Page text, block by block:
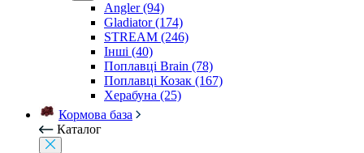
Angler (94)
Gladiator (174)
STREAM (246)
Інші (40)
Поплавці Brain (78)
Поплавці Козак (167)
Херабуна (25)
Кормова база
Каталог